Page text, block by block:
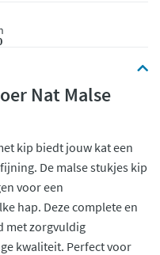
Nat Malse
kip biedt jouw kat een
De malse stukjes kip
voor een
hap. Deze complete en
met zorgvuldig
kwaliteit. Perfect voor